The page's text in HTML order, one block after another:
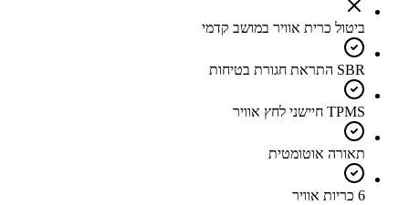
ביטול כרית אוויר במושב קדמי
SBR התראת חגורת בטיחות
TPMS חיישני לחץ אוויר
תאורה אוטומטית
6 כריות אוויר